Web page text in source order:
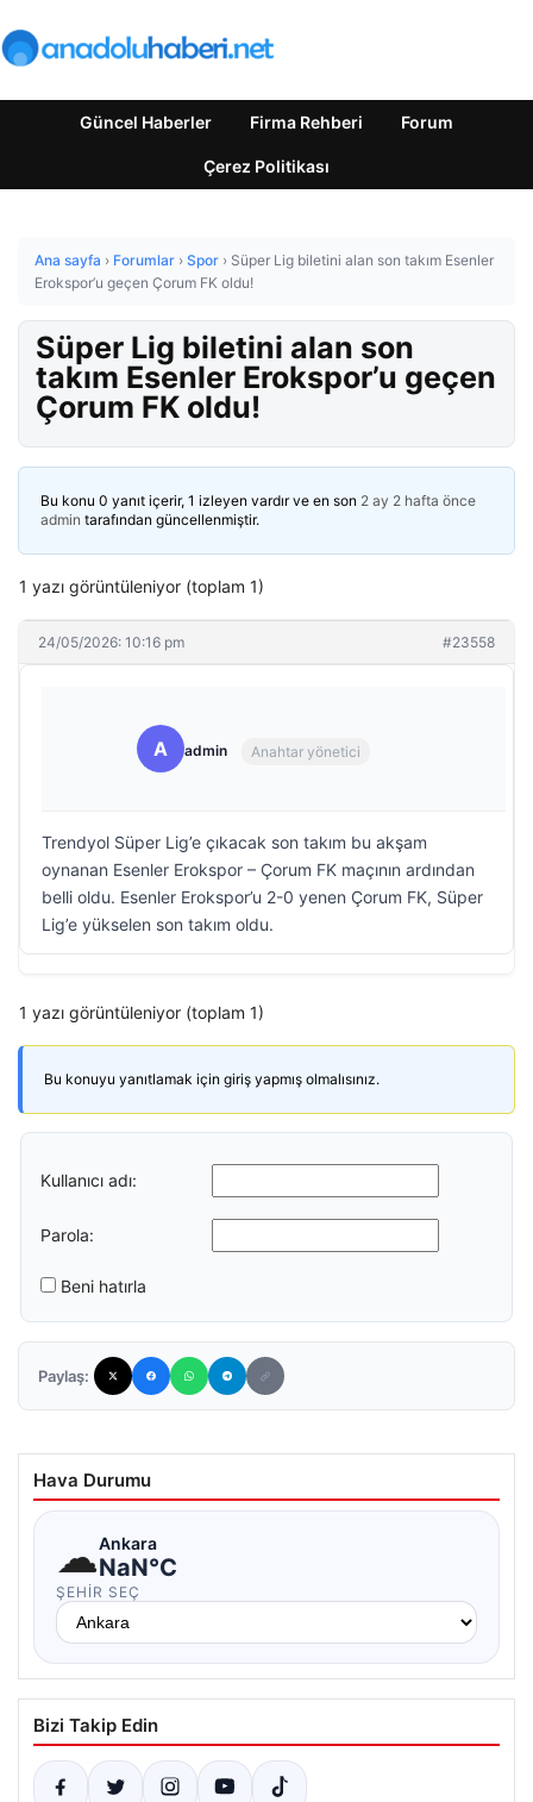
Güncel Haberler Firma Rehberi Forum
Çerez Politikası
Ana sayfa › Forumlar › Spor › Süper Lig biletini alan son takım Esenler
Erokspor’u geçen Çorum FK oldu!
Süper Lig biletini alan son
takım Esenler Erokspor’u geçen
Çorum FK oldu!
Bu konu 0 yanıt içerir, 1 izleyen vardır ve en son 2 ay 2 hafta önce
admin tarafından güncellenmiştir.
1 yazı görüntüleniyor (toplam 1)
24/05/2026: 10:16 pm #23558
A admin Anahtar yönetici
Trendyol Süper Lig’e çıkacak son takım bu akşam
oynanan Esenler Erokspor – Çorum FK maçının ardından
belli oldu. Esenler Erokspor’u 2-0 yenen Çorum FK, Süper
Lig’e yükselen son takım oldu.
1 yazı görüntüleniyor (toplam 1)
Bu konuyu yanıtlamak için giriş yapmış olmalısınız.
Kullanıcı adı:
Parola:
Beni hatırla
Paylaş:
Hava Durumu
☁Ankara
NaN°C
ŞEHIR SEÇ
Bizi Takip Edin